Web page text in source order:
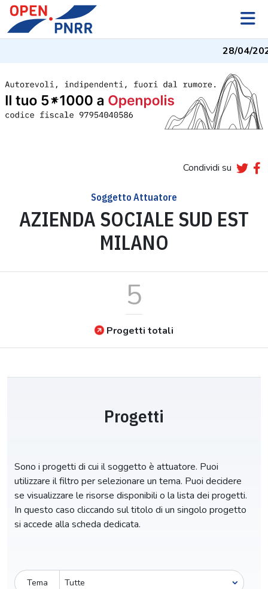
28/04/
Condividi su
Soggetto Attuatore
AZIENDA SOCIALE SUD EST
MILANO
5
Progetti totali
Progetti
Sono i progetti di cui il soggetto è attuatore. Puoi
utilizzare il filtro per selezionare un tema. Puoi decidere
se visualizzare le risorse disponibili o la lista dei progetti.
In questo caso cliccando sul titolo di un singolo progetto
si accede alla scheda dedicata.
Tema